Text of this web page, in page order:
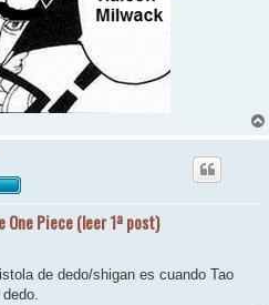
Piece (leer 1ª post)
de dedo/shigan es cuando Tao